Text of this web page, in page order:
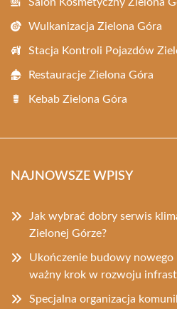
Wulkanizacja Zielona Góra
Stacja Kontroli Pojazdów
Restauracje Zielona Góra
Kebab Zielona Góra
NAJNOWSZE WPISY
Jak wybrać dobry serwis
Zielonej Górze?
Ukończenie budowy
ważny krok w rozwoju
Specjalna organizacja